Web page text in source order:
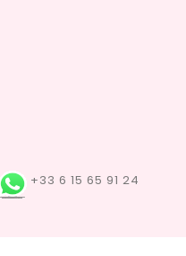
+33 6 15 65 91 24